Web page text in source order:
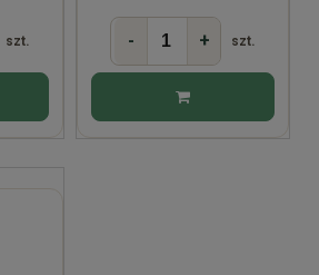
szt. - + szt.